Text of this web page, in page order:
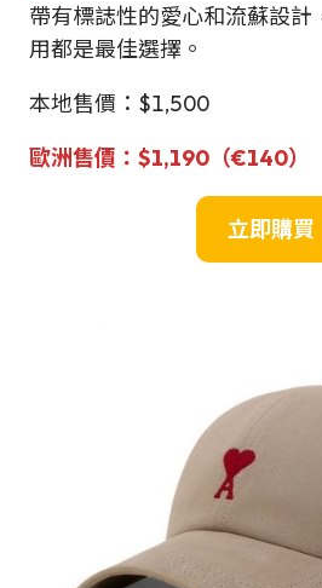
帶有標誌性的愛心和流蘇設計
用都是最佳選擇。
本地售價：$1,500
歐洲售價 ： $1,190 （€140）
立即購買